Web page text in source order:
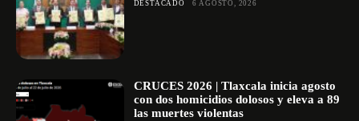
DESTACADO 6 AGOSTO, 2026
CRUCES 2026 | Tlaxcala inicia agosto
con dos homicidios dolosos y eleva a 89
las muertes violentas